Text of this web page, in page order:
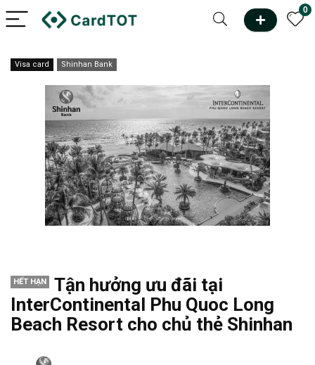
0
Visa card Shinhan Bank
HẾT HẠN
Tận hưởng ưu đãi tại
InterContinental Phu Quoc Long
Beach Resort cho chủ thẻ Shinhan